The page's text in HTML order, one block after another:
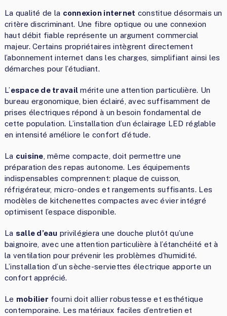
La qualité de la connexion internet constitue désormais un
critère discriminant. Une fibre optique ou une connexion
haut débit fiable représente un argument commercial
majeur. Certains propriétaires intègrent directement
l’abonnement internet dans les charges, simplifiant ainsi les
démarches pour l’étudiant.
L’espace de travail mérite une attention particulière. Un
bureau ergonomique, bien éclairé, avec suffisamment de
prises électriques répond à un besoin fondamental de
cette population. L’installation d’un éclairage LED réglable
en intensité améliore le confort d’étude.
La cuisine , même compacte, doit permettre une
préparation des repas autonome. Les équipements
indispensables comprennent: plaque de cuisson,
réfrigérateur, micro-ondes et rangements suffisants. Les
modèles de kitchenettes compactes avec évier intégré
optimisent l’espace disponible.
La salle d’eau privilégiera une douche plutôt qu’une
baignoire, avec une attention particulière à l’étanchéité et à
la ventilation pour prévenir les problèmes d’humidité.
L’installation d’un sèche-serviettes électrique apporte un
confort apprécié.
Le mobilier fourni doit allier robustesse et esthétique
contemporaine. Les matériaux faciles d’entretien et